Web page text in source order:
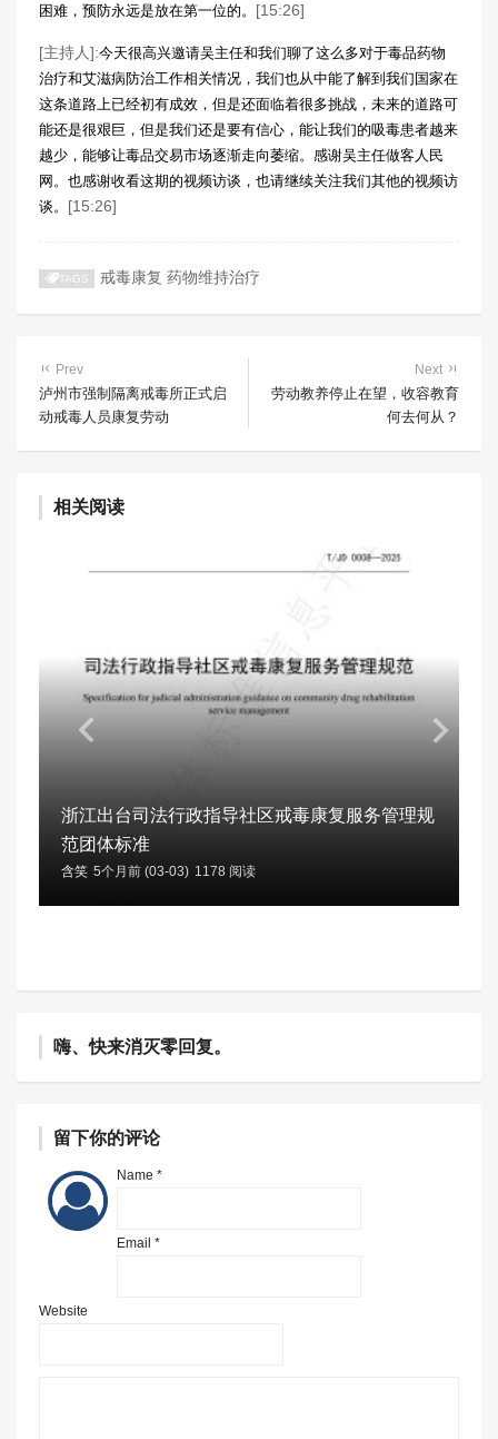
困难，预防永远是放在第一位的。 [15:26]
[主持人]:今天很高兴邀请吴主任和我们聊了这么多对于毒品药物
治疗和艾滋病防治工作相关情况，我们也从中能了解到我们国家在
这条道路上已经初有成效，但是还面临着很多挑战，未来的道路可
能还是很艰巨，但是我们还是要有信心，能让我们的吸毒患者越来
越少，能够让毒品交易市场逐渐走向萎缩。感谢吴主任做客人民
网。也感谢收看这期的视频访谈，也请继续关注我们其他的视频访
谈。 [15:26]
TAGS 戒毒康复 药物维持治疗
Prev
泸州市强制隔离戒毒所正式启
动戒毒人员康复劳动
Next
劳动教养停止在望，收容教育
何去何从？
相关阅读
浙江出台司法行政指导社区戒毒康复服务管理规
范团体标准
含笑 5个月前 (03-03) 1178 阅读
嗨、快来消灭零回复。
留下你的评论
Name *
Email *
Website